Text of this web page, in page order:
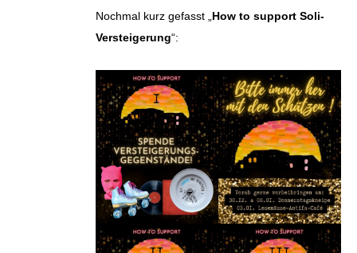
Nochmal kurz gefasst „How to support Soli-
Versteigerung“: